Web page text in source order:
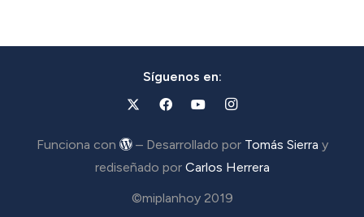
Síguenos en:
Funciona con – Desarrollado por Tomás Sierra y
rediseñado por Carlos Herrera
©miplanhoy 2019